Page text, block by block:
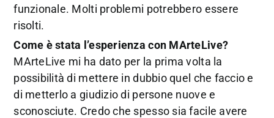
funzionale. Molti problemi potrebbero essere
risolti.
Come è stata l’esperienza con MArteLive?
MArteLive mi ha dato per la prima volta la
possibilità di mettere in dubbio quel che faccio e
di metterlo a giudizio di persone nuove e
sconosciute. Credo che spesso sia facile avere